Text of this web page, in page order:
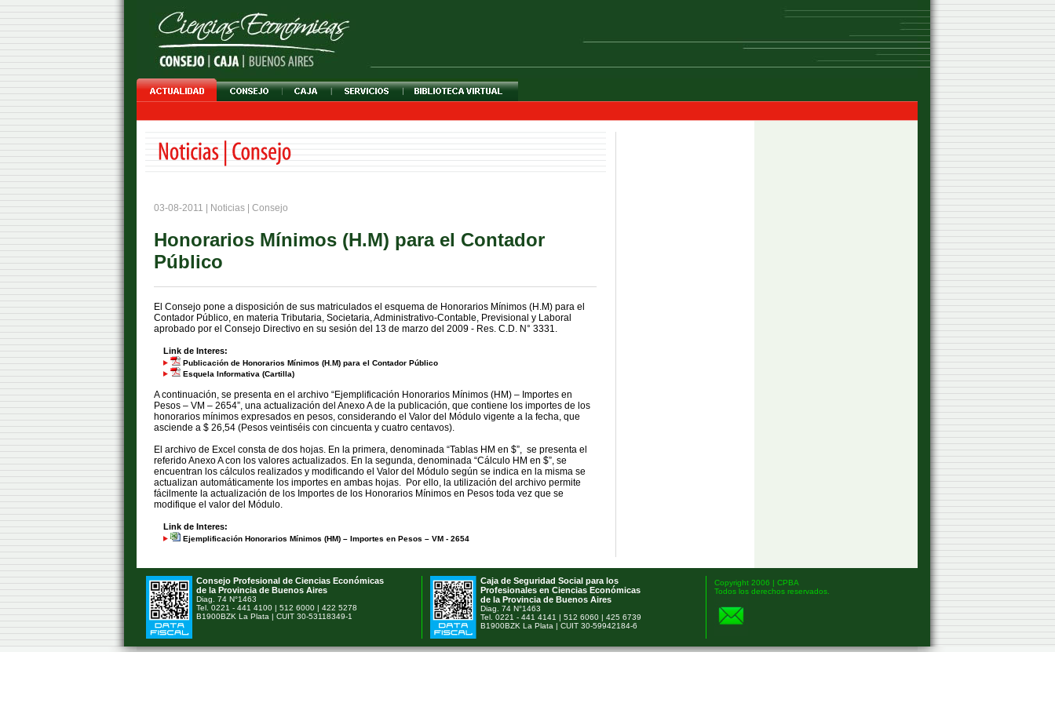
03-08-2011 | Noticias | Consejo
Honorarios Mínimos (H.M) para el Contador
Público
El Consejo pone a disposición de sus matriculados el esquema de Honorarios Mínimos (H.M) para el
Contador Público, en materia Tributaria, Societaria, Administrativo-Contable, Previsional y Laboral
aprobado por el Consejo Directivo en su sesión del 13 de marzo del 2009 - Res. C.D. N° 3331.
Link de Interes:
Publicación de Honorarios Mínimos (H.M) para el Contador Público
Esquela Informativa (Cartilla)
A continuación, se presenta en el archivo “Ejemplificación Honorarios Mínimos (HM) – Importes en
Pesos – VM – 2654”, una actualización del Anexo A de la publicación, que contiene los importes de los
honorarios mínimos expresados en pesos, considerando el Valor del Módulo vigente a la fecha, que
asciende a $ 26,54 (Pesos veintiséis con cincuenta y cuatro centavos).
El archivo de Excel consta de dos hojas. En la primera, denominada “Tablas HM en $”, se presenta el
referido Anexo A con los valores actualizados. En la segunda, denominada “Cálculo HM en $”, se
encuentran los cálculos realizados y modificando el Valor del Módulo según se indica en la misma se
actualizan automáticamente los importes en ambas hojas. Por ello, la utilización del archivo permite
fácilmente la actualización de los Importes de los Honorarios Mínimos en Pesos toda vez que se
modifique el valor del Módulo.
Link de Interes:
Ejemplificación Honorarios Mínimos (HM) – Importes en Pesos – VM - 2654
Consejo Profesional de Ciencias Económicas
de la Provincia de Buenos Aires
Diag. 74 N°1463
Tel. 0221 - 441 4100 | 512 6000 | 422 5278
B1900BZK La Plata | CUIT 30-53118349-1
Caja de Seguridad Social para los
Profesionales en Ciencias Económicas
de la Provincia de Buenos Aires
Diag. 74 N°1463
Tel. 0221 - 441 4141 | 512 6060 | 425 6739
B1900BZK La Plata | CUIT 30-59942184-6
Copyright 2006 | CPBA
Todos los derechos reservados.